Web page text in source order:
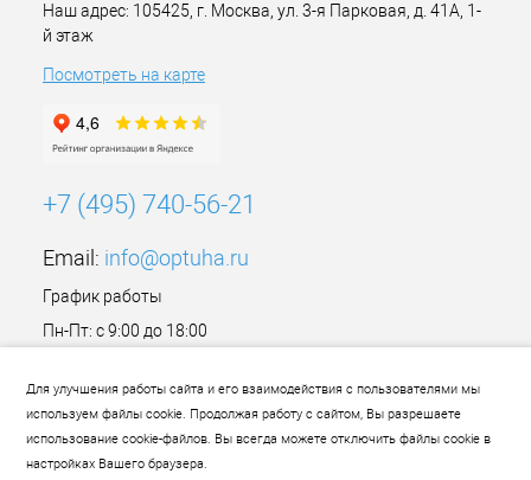
Для улучшения работы сайта и его взаимодействия с пользователями мы
используем файлы cookie. Продолжая работу с сайтом, Вы разрешаете
использование cookie-файлов. Вы всегда можете отключить файлы cookie в
настройках Вашего браузера.
Наш адрес: 105425, г. Москва, ул. 3-я Парковая, д. 41А, 1-
й этаж
Посмотреть на карте
+7 (495) 740-56-21
Email: info@optuha.ru
График работы
Пн-Пт: с 9:00 до 18:00